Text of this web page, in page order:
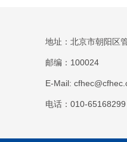
地址：北京市朝阳区
邮编：100024
E-Mail:
电话：010-65168299